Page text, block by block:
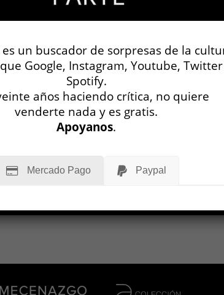
es un buscador de sorpresas de la
Google, Instagram, Youtube,
Spotify.
años haciendo crítica, no quiere
venderte nada y es gratis.
Apoyanos.
Mercado Pago Paypal